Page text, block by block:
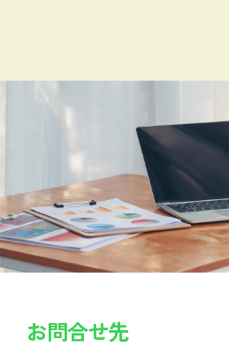
お問合せ先